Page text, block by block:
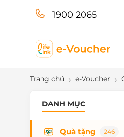
1900 2065
Trang chủ e-Voucher
DANH MỤC
Quà tặng 246